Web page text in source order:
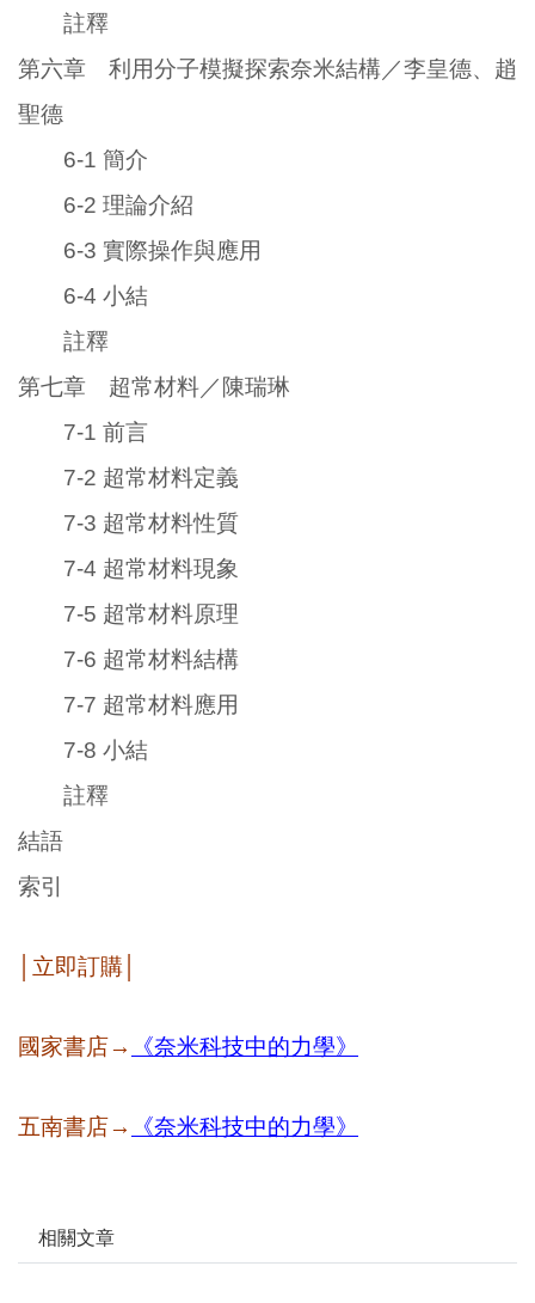
註釋
第六章 利用分子模擬探索奈米結構／李皇德、趙
聖德
6-1 簡介
6-2 理論介紹
6-3 實際操作與應用
6-4 小結
註釋
第七章 超常材料／陳瑞琳
7-1 前言
7-2 超常材料定義
7-3 超常材料性質
7-4 超常材料現象
7-5 超常材料原理
7-6 超常材料結構
7-7 超常材料應用
7-8 小結
註釋
結語
索引
│立即訂購│
國家書店→ 《奈米科技中的力學》
五南書店→ 《奈米科技中的力學》
相關文章